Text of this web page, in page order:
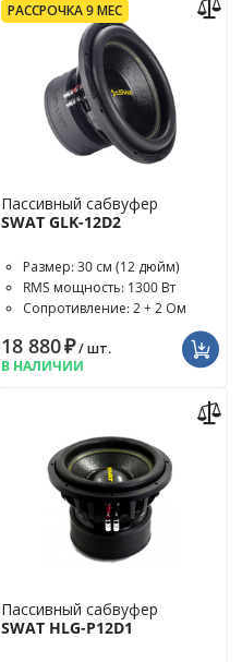
РАССРОЧКА 9 МЕС
Пассивный сабвуфер
SWAT GLK-12D2
Размер: 30 см (12 дюйм)
RMS мощность: 1300 Вт
Сопротивление: 2 + 2 Ом
18 880₽/ шт.
В НАЛИЧИИ
Пассивный сабвуфер
SWAT HLG-P12D1